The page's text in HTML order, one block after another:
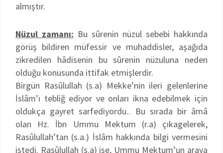
almıştır.
Nüzul zamanı: Bu sûrenin nüzul sebebi hakkında
görüş bildiren müfessir ve muhaddisler, aşağıda
zikredilen hâdisenin bu sûrenin nüzuluna neden
olduğu konusunda ittifak etmişlerdir.
Birgün Rasûlullah (s.a) Mekke’nin ileri gelenlerine
İslâm’ı tebliğ ediyor ve onları ikna edebilmek için
oldukça gayret sarfediyordu.. Bu sırada bir âmâ
olan Hz. İbn Ummu Mektum (r.a) çıkagelerek,
Rasûlullah’tan (s.a.) İslâm hakkında bilgi vermesini
istedi. Rasûlullah (s.a) ise, Ummu Mektum’un araya